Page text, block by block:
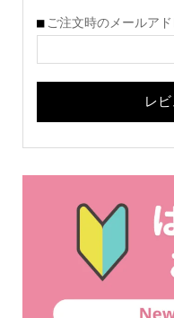
ご注文時のメールアド
レ